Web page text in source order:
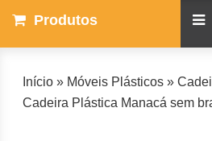
Produtos
Início » Móveis Plásticos »
Cadeira Plástica Manacá sem